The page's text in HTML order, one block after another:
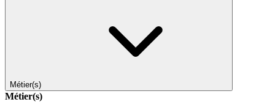
Métier(s)
Métier(s)